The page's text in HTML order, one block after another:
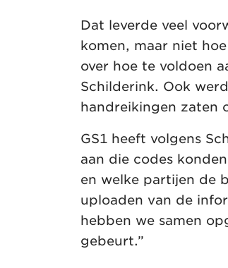
Dat leverde veel
komen, maar niet
over hoe te voldoen
Schilderink. Ook
handreikingen zaten
GS1 heeft volgens
aan die codes
en welke partijen de
uploaden van de
hebben we samen
gebeurt.”